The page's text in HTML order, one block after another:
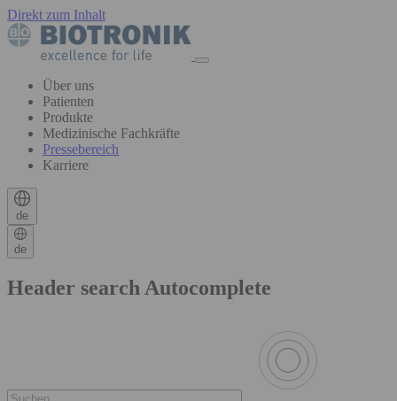
Direkt zum Inhalt
Über uns
Patienten
Produkte
Medizinische Fachkräfte
Pressebereich
Karriere
de
de
Header search Autocomplete